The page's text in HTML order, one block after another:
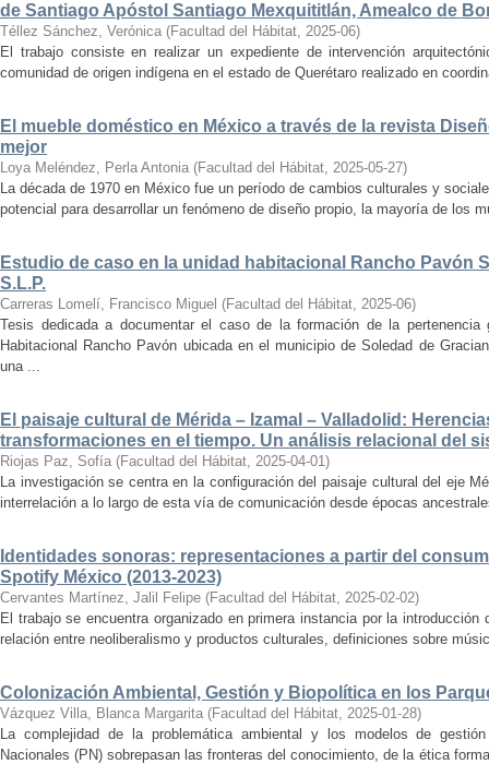
de Santiago Apóstol Santiago Mexquititlán, Amealco de
Téllez Sánchez, Verónica (Facultad del Hábitat, 2025-06)
El trabajo consiste en realizar un expediente de intervención
comunidad de origen indígena en el estado de Querétaro realizado en
El mueble doméstico en México a través de la revista
mejor
Loya Meléndez, Perla Antonia (Facultad del Hábitat, 2025-05-27)
La década de 1970 en México fue un período de cambios culturales y
potencial para desarrollar un fenómeno de diseño propio, la mayoría de los
Estudio de caso en la unidad habitacional Rancho Pavón
S.L.P.
Carreras Lomelí, Francisco Miguel (Facultad del Hábitat, 2025-06)
Tesis dedicada a documentar el caso de la formación de la
Habitacional Rancho Pavón ubicada en el municipio de Soledad de
una ...
El paisaje cultural de Mérida – Izamal – Valladolid:
transformaciones en el tiempo. Un análisis relacional del
Riojas Paz, Sofía (Facultad del Hábitat, 2025-04-01)
La investigación se centra en la configuración del paisaje cultural del eje
interrelación a lo largo de esta vía de comunicación desde épocas
Identidades sonoras: representaciones a partir del
Spotify México (2013-2023)
Cervantes Martínez, Jalil Felipe (Facultad del Hábitat, 2025-02-02)
El trabajo se encuentra organizado en primera instancia por la
relación entre neoliberalismo y productos culturales, definiciones sobre
Colonización Ambiental, Gestión y Biopolítica en los
Vázquez Villa, Blanca Margarita (Facultad del Hábitat, 2025-01-28)
La complejidad de la problemática ambiental y los modelos de
Nacionales (PN) sobrepasan las fronteras del conocimiento, de la ética